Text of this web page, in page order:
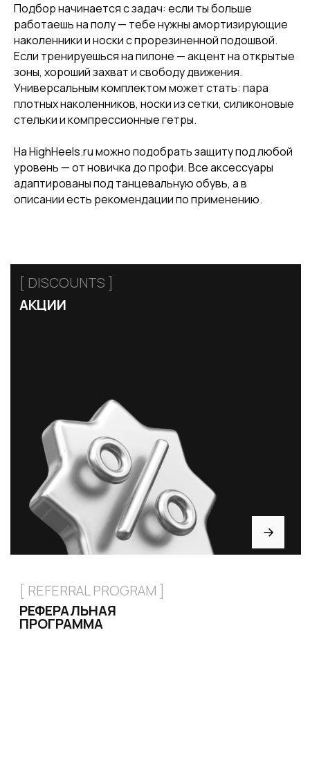
Подбор начинается с задач: если ты больше
работаешь на полу — тебе нужны амортизирующие
наколенники и носки с прорезиненной подошвой.
Если тренируешься на пилоне — акцент на открытые
зоны, хороший захват и свободу движения.
Универсальным комплектом может стать: пара
плотных наколенников, носки из сетки, силиконовые
стельки и компрессионные гетры.
На HighHeels.ru можно подобрать защиту под любой
уровень — от новичка до профи. Все аксессуары
адаптированы под танцевальную обувь, а в
описании есть рекомендации по применению.
+7 926 153 95 92
Москва, Малый
Харитоньевский 8/18 стр 1
КАТАЛОГ
ИНФОРМАЦИЯ
ИНДИВИДУАЛЬНЫЙ
ПОШИВ
Защита и аксессуары
Подарочные сертификаты
Доставка и оплата
Возврат и обмен
Рассрочка
Договор оферты